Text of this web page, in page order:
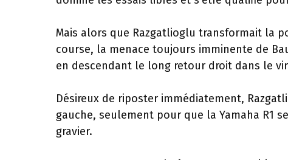
Mais alors que Razgatlioglu transformait la
course, la menace toujours imminente de
en descendant le long retour droit dans le
Désireux de riposter immédiatement,
gauche, seulement pour que la Yamaha R1
gravier.